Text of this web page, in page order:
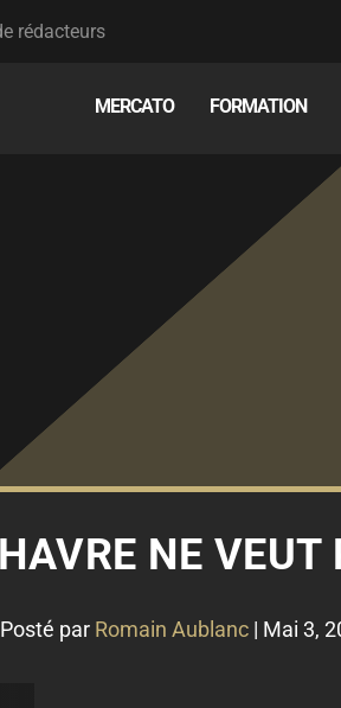
rédacteurs
MERCATO FORMATION
NE VEUT
Posté par Romain Aublanc | Mai 3,